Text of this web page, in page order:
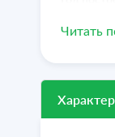
Читать